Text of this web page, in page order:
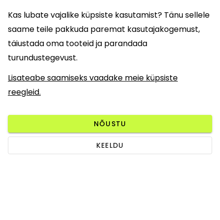
Kas lubate vajalike küpsiste kasutamist? Tänu sellele
saame teile pakkuda paremat kasutajakogemust,
täiustada oma tooteid ja parandada
turundustegevust.
Lisateabe saamiseks vaadake meie küpsiste
reegleid.
NÕUSTU
KEELDU